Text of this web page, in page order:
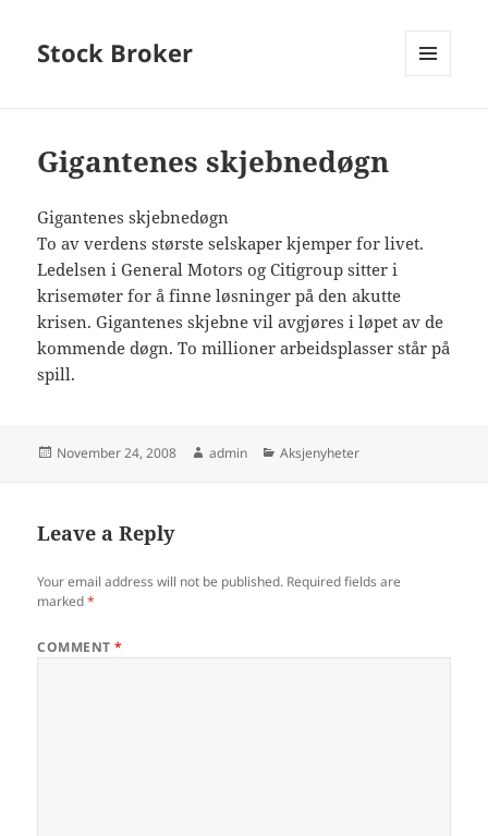
Stock Broker
Gigantenes skjebnedøgn
Gigantenes skjebnedøgn
To av verdens største selskaper kjemper for livet.
Ledelsen i General Motors og Citigroup sitter i
krisemøter for å finne løsninger på den akutte
krisen. Gigantenes skjebne vil avgjøres i løpet av de
kommende døgn. To millioner arbeidsplasser står på
spill.
Posted
November 24, 2008 Author
admin Categories
Aksjenyheter
Leave a Reply
Your email address will not be published. Required fields are
marked*
COMMENT*